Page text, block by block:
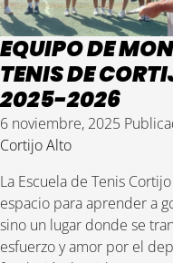
EQUIPO DE
TENIS DE
2025-2026
6 noviembre, 2025
Cortijo Alto
La Escuela de Tenis
espacio para aprender a
sino un lugar donde se
esfuerzo y amor por el